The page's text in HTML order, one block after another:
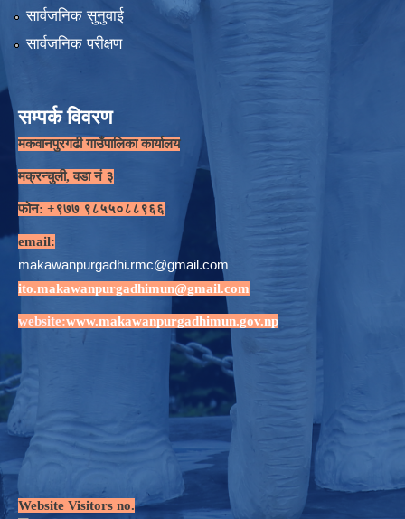
सार्वजनिक सुनुवाई
सार्वजनिक परीक्षण
सम्पर्क विवरण
मकवानपुरगढी गाउँपालिका कार्यालय
मक्रन्चुली, वडा नं ३
फोन: +९७७ ९८५५०८८९६६
email:
makawanpurgadhi.rmc@gmail.com
ito.makawanpurgadhimun@gmail.com
website:www.makawanpurgadhimun.gov.np
Website Visitors no.